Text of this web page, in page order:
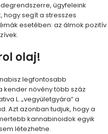
ügyfeleink
segít a stresszes
esetében: az álmok pozitív
olaj!
legfontosabb
kender növény több száz
L. „vegyületgyára” a
Azt azonban tudjuk, hogy a
kannabinoidok egyik
létezhetne.